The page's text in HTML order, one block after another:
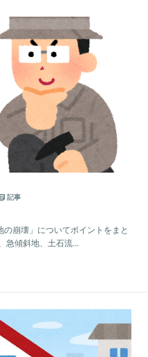
記事
崩壊」についてポイントをまと
傾斜地、土石流...